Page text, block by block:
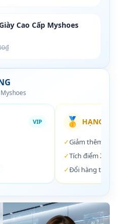
Cao Cấp Myshoes
VIP 🥇 HẠNG
✓Giảm thêm
✓Tích điểm 3%
✓Đổi hàng trong